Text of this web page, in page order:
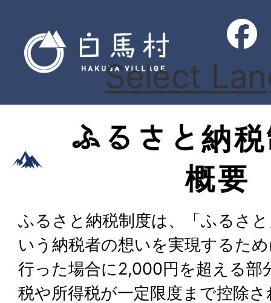
Select
ふるさと納
概要
ふるさと納税制度は、「ふるさ
いう納税者の想いを実現するた
行った場合に2,000円を超える部
税や所得税が一定限度まで控除